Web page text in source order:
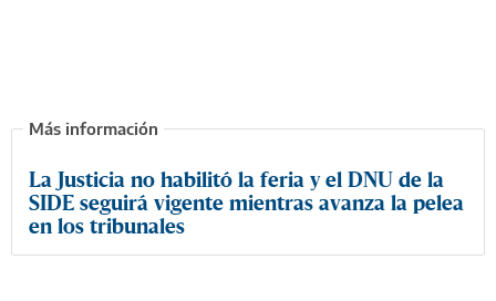
La Justicia no habilitó la feria y el DNU de la
SIDE seguirá vigente mientras avanza la pelea
en los tribunales